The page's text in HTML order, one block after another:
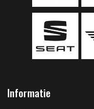
Informatie